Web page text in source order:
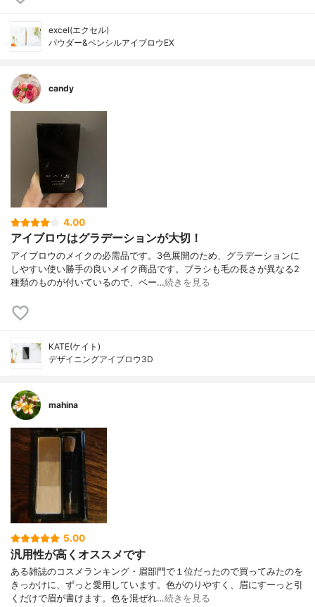
excel(エクセル)
パウダー&ペンシルアイブロウEX
candy
4.00
アイブロウはグラデーションが大切！
アイブロウのメイクの必需品です。3色展開のため、グラデーションに
しやすい使い勝手の良いメイク商品です。ブラシも毛の長さが異なる2
種類のものが付いているので、ベー…続きを見る
KATE(ケイト)
デザイニングアイブロウ3D
mahina
5.00
汎用性が高くオススメです
ある雑誌のコスメランキング・眉部門で１位だったので買ってみたのを
きっかけに、ずっと愛用しています。色がのりやすく、眉にすーっと引
くだけで眉が書けます。色を混ぜれ…続きを見る